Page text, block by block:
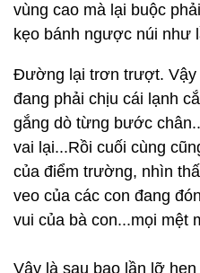
vùng cao mà lại buộc
kẹo bánh ngược núi như
Đường lại trơn trượt. Vậy
đang phải chịu cái lạnh
gắng dò từng bước
vai lại...Rồi cuối cùng
của điểm trường, nhìn
veo của các con đang
vui của bà con...mọi mệt
Vậy là sau bao lần lỡ